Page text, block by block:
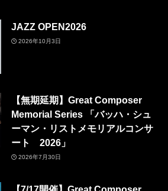
JAZZ OPEN2026
2026年10月3日
【無期延期】Great Composer
Memorial Series 「バッハ・シュ
ーマン・リストメモリアルコンサ
ート 2026」
2026年7月30日